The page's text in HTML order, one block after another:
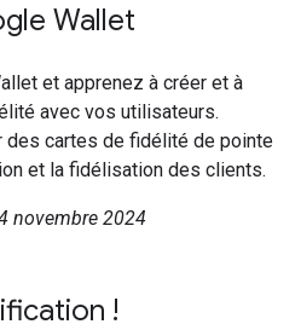
Wallet
et apprenez à créer et à
avec vos utilisateurs.
des cartes de fidélité de pointe
et la fidélisation des clients.
novembre 2024
!